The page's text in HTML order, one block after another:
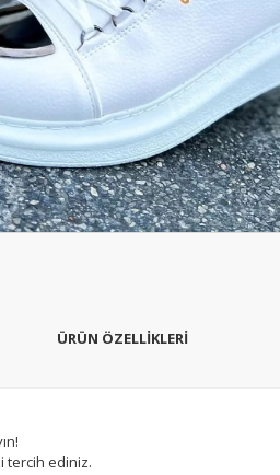
ÜRÜN ÖZELLİKLERİ
tercih ediniz.